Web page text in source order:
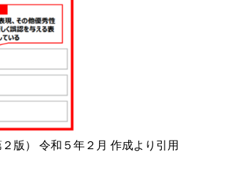
版） 令和５年２月 作成より引用